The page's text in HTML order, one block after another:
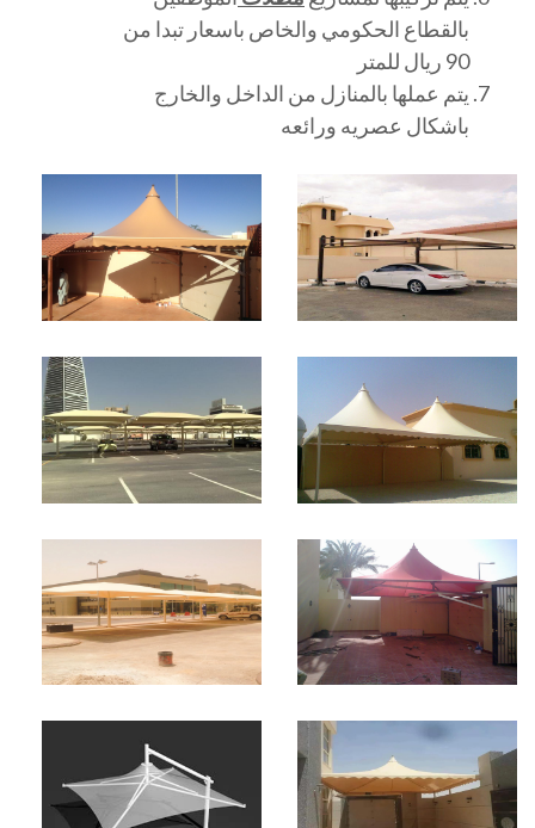
بالقطاع الحكومي والخاص باسعار تبدا من
90 ريال للمتر
يتم عملها بالمنازل من الداخل والخارج
باشكال عصريه ورائعه